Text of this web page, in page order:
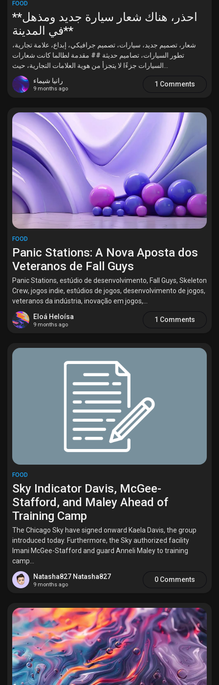
FOOD
**احذر، هناك شعار سيارة جديد ومذهل
في المدينة**
شعار، تصميم جديد، سيارات، تصميم جرافيكي، إبداع، علامة تجارية،
تطور السيارات، تصاميم حديثة ## مقدمة لطالما كانت شعارات
رانيا شيماء
9 months ago
1 Comments
FOOD
Panic Stations: A Nova Aposta dos
Veteranos de Fall Guys
Panic Stations, estúdio de desenvolvimento, Fall Guys, Skeleton
Crew, jogos indie, estúdios de jogos, desenvolvimento de jogos,
veteranos da indústria, inovação em jogos,...
Eloá Heloísa
9 months ago
1 Comments
FOOD
Sky Indicator Davis, McGee-
Stafford, and Maley Ahead of
Training Camp
The Chicago Sky have signed onward Kaela Davis, the group
introduced today. Furthermore, the Sky authorized facility
Imani McGee-Stafford and guard Anneli Maley to training
camp...
Natasha827 Natasha827
9 months ago
0 Comments